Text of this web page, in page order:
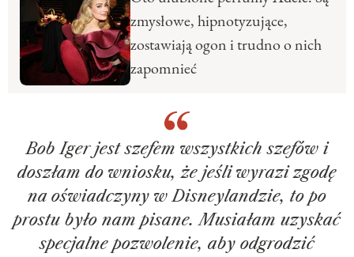
zmysłowe, hipnotyzujące,
zostawiają ogon i trudno o nich
zapomnieć
Bob Iger jest szefem wszystkich szefów i
doszłam do wniosku, że jeśli wyrazi zgodę
na oświadczyny w Disneylandzie, to po
prostu było nam pisane. Musiałam uzyskać
specjalne pozwolenie, aby odgrodzić